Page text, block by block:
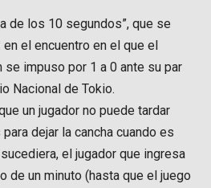
de los 10 segundos”, que se
el encuentro en el que el
impuso por 1 a 0 ante su par
Nacional de Tokio.
un jugador no puede tardar
dejar la cancha cuando es
el jugador que ingresa
de un minuto (hasta que el juego